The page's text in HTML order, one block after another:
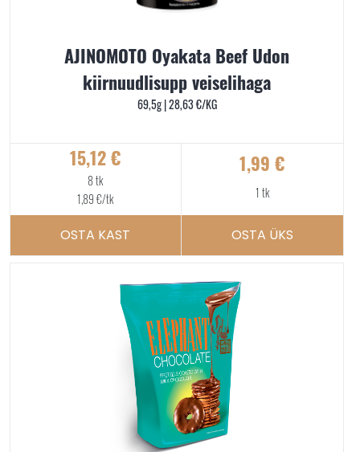
AJINOMOTO Oyakata Beef Udon
kiirnuudlisupp veiselihaga
69,5g |28,63€/KG
15,12€
8 tk
1,89€/tk
OSTA KAST
1,99€
1 tk
OSTA ÜKS